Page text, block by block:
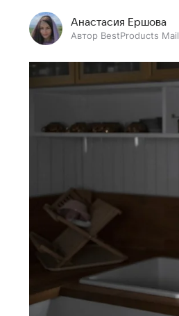
Анастасия Ершова
Автор BestProducts Mail